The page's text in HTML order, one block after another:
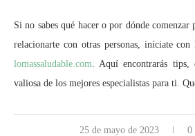
Si no sabes qué hacer o por dónde comenzar
relacionarte con otras personas, iníciate
lomassaludable.com . Aquí encontrarás tips,
valiosa de los mejores especialistas para ti.
25 de mayo de 2023 0